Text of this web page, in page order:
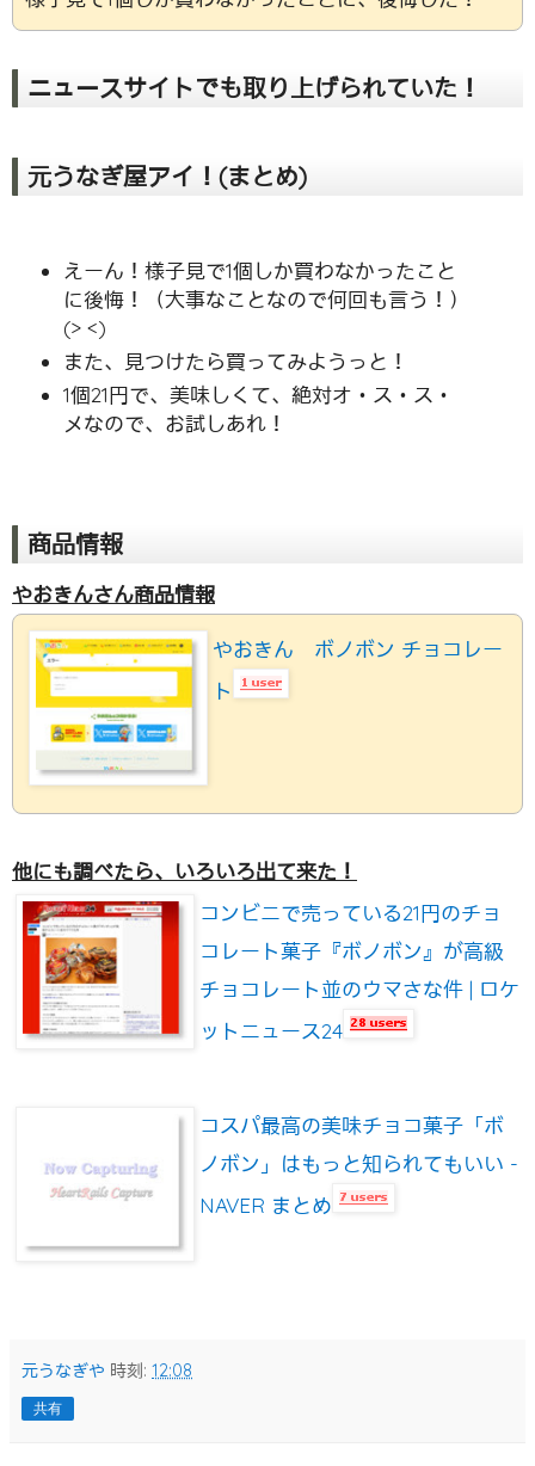
ニュースサイトでも取り上げられていた！
元うなぎ屋アイ！(まとめ)
えーん！様子見で1個しか買わなかったこと
に後悔！（大事なことなので何回も言う！）
(> <)
また、見つけたら買ってみようっと！
1個21円で、美味しくて、絶対オ・ス・ス・
メなので、お試しあれ！
商品情報
やおきんさん商品情報
やおきん ボノボン チョコレー
ト
他にも調べたら、いろいろ出て来た！
コンビニで売っている21円のチョ
コレート菓子『ボノボン』が高級
チョコレート並のウマさな件 | ロケ
ットニュース24
コスパ最高の美味チョコ菓子「ボ
ノボン」はもっと知られてもいい -
NAVER まとめ
元うなぎや 時刻: 12:08
共有